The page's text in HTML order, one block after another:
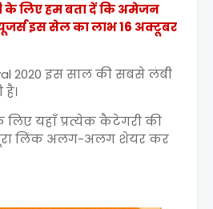
के लिए हम बता दें कि अमेजन
इस सेल का लाभ 16 अक्टूबर
2020 इस साल की सबसे लंबी
यहाँ प्रत्येक कैटेगरी की
लिंक अलग-अलग शेयर कर